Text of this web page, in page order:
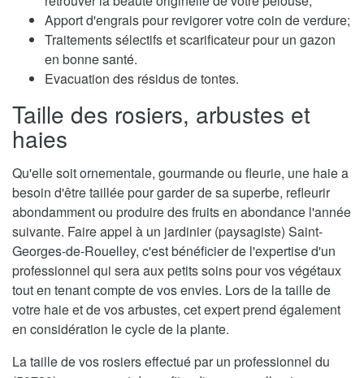
Apport d'engrais pour revigorer votre coin de verdure;
Traitements sélectifs et scarificateur pour un gazon
en bonne santé.
Evacuation des résidus de tontes.
Taille des rosiers, arbustes et
haies
Qu'elle soit ornementale, gourmande ou fleurie, une haie a
besoin d'être taillée pour garder de sa superbe, refleurir
abondamment ou produire des fruits en abondance l'année
suivante. Faire appel à un jardinier (paysagiste) Saint-
Georges-de-Rouelley, c'est bénéficier de l'expertise d'un
professionnel qui sera aux petits soins pour vos végétaux
tout en tenant compte de vos envies. Lors de la taille de
votre haie et de vos arbustes, cet expert prend également
en considération le cycle de la plante.
La taille de vos rosiers effectué par un professionnel du